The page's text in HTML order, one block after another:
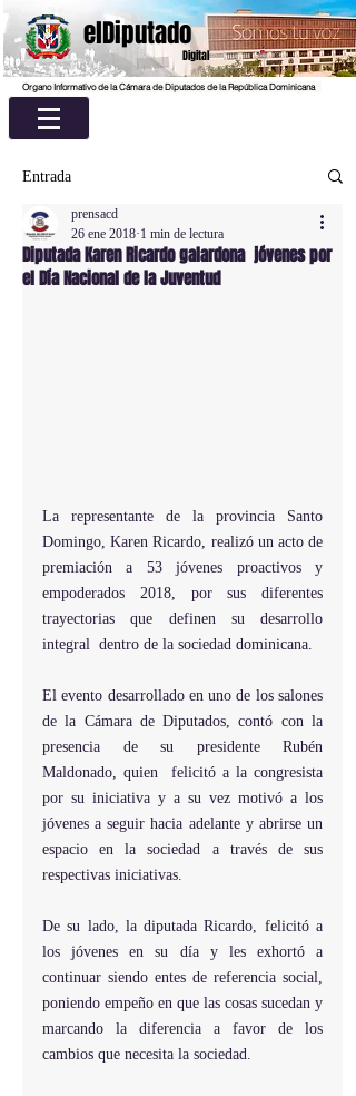
elDiputado
Digital
Organo Informativo de la Cámara de Diputados de la República Dominicana
Entrada
Diputada Karen Ricardo galardona jóvenes por
el Día Nacional de la Juventud
prensacd
26 ene 2018 1 min de lectura
La representante de la provincia Santo
Domingo, Karen Ricardo, realizó un acto de
premiación a 53 jóvenes proactivos y
empoderados 2018, por sus diferentes
trayectorias que definen su desarrollo
integral  dentro de la sociedad dominicana.
El evento desarrollado en uno de los salones
de la Cámara de Diputados, contó con la
presencia de su presidente Rubén
Maldonado, quien  felicitó a la congresista
por su iniciativa y a su vez motivó a los
jóvenes a seguir hacia adelante y abrirse un
espacio en la sociedad a través de sus
respectivas iniciativas.
De su lado, la diputada Ricardo, felicitó a
los jóvenes en su día y les exhortó a
continuar siendo entes de referencia social,
poniendo empeño en que las cosas sucedan y
marcando la diferencia a favor de los
cambios que necesita la sociedad.